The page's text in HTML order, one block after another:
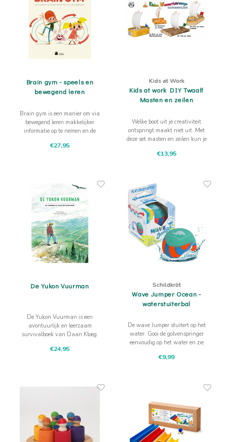
Brain gym - speels en
bewegend leren
Brain gym is een manier om via
bewegend leren makkelijker
informatie op te nemen en de
meer rust.
€27,95
Kids at Work
Kids at work DIY Twaalf
Masten en zeilen
Welke boot uit je creativiteit
ontspringt maakt niet uit. Met
deze set masten en zeilen kun je
afmaken en laten varen.
€13,95
De Yukon Vuurman
De Yukon Vuurman is een
avontuurlijk en leerzaam
survivalboek van Daan Kloeg.
verhalen over overleven in de
€24,95
Schildkröt
Wave Jumper Ocean -
waterstuiterbal
De wave Jumper stuitert op het
water. Gooi de golvenspringer
eenvoudig op het water en zie
waterspelletje voor op vakantie of
€9,99